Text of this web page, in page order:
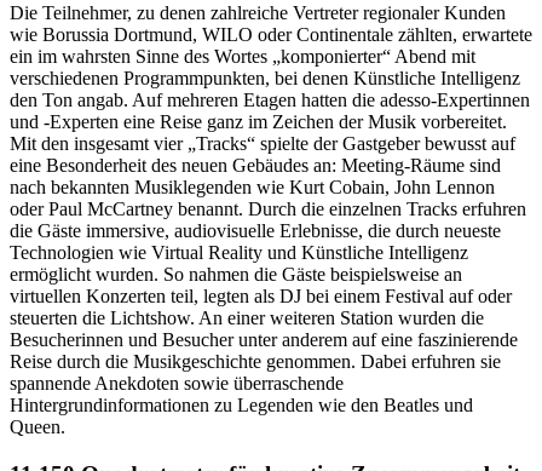
Die Teilnehmer, zu denen zahlreiche Vertreter regionaler Kunden
wie Borussia Dortmund, WILO oder Continentale zählten, erwartete
ein im wahrsten Sinne des Wortes „komponierter“ Abend mit
verschiedenen Programmpunkten, bei denen Künstliche Intelligenz
den Ton angab. Auf mehreren Etagen hatten die adesso-Expertinnen
und -Experten eine Reise ganz im Zeichen der Musik vorbereitet.
Mit den insgesamt vier „Tracks“ spielte der Gastgeber bewusst auf
eine Besonderheit des neuen Gebäudes an: Meeting-Räume sind
nach bekannten Musiklegenden wie Kurt Cobain, John Lennon
oder Paul McCartney benannt. Durch die einzelnen Tracks erfuhren
die Gäste immersive, audiovisuelle Erlebnisse, die durch neueste
Technologien wie Virtual Reality und Künstliche Intelligenz
ermöglicht wurden. So nahmen die Gäste beispielsweise an
virtuellen Konzerten teil, legten als DJ bei einem Festival auf oder
steuerten die Lichtshow. An einer weiteren Station wurden die
Besucherinnen und Besucher unter anderem auf eine faszinierende
Reise durch die Musikgeschichte genommen. Dabei erfuhren sie
spannende Anekdoten sowie überraschende
Hintergrundinformationen zu Legenden wie den Beatles und
Queen.